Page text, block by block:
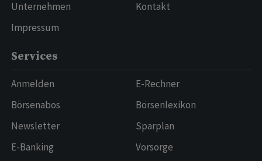
Unternehmen
Impressum
Kontakt
Services
Anmelden
Börsenabos
Newsletter
E-Banking
E-Rechner
Börsenlexikon
Sparplan
Vorsorge